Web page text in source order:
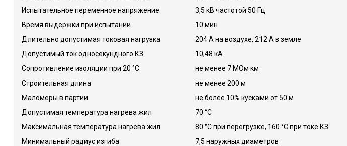
Испытательное переменное напряжение
3,5 кВ частотой 50 Гц
Время выдержки при испытании
10 мин
Длительно допустимая токовая нагрузка
204 А на воздухе, 212 А в земле
Допустимый ток односекундного КЗ
10,48 кА
Сопротивление изоляции при 20 °C
не менее 7 МОм·км
Строительная длина
не менее 200 м
Маломеры в партии
не более 10% кусками от 50 м
Допустимая температура нагрева жил
70 °C
Максимальная температура нагрева жил
80 °C при перегрузке, 160 °C при токе КЗ
Минимальный радиус изгиба
7,5 наружных диаметров